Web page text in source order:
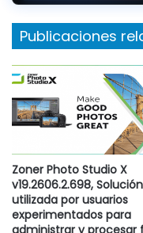
Publicaciones
Zoner Photo Studio X
v19.2606.2.698, Solución
utilizada por usuarios
experimentados para